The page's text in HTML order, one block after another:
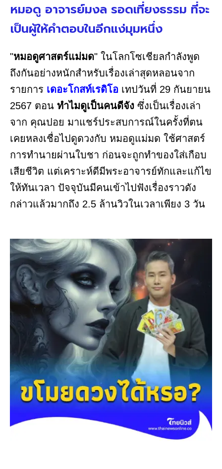
หมอดู อาจารย์มงล รอดเที่ยงธรรม ที่จะ
เป็นผู้ให้คำตอบในอีกแง่มุมหนึ่ง
"หมอดูศาสตร์แม่มด" ในโลกโซเชียลกำลังพูด
ถึงกันอย่างหนักสำหรับเรื่องเล่าสุดหลอนจาก
รายการ เดอะโกสท์เรดิโอ เทปวันที่ 29 กันยายน
2567 ตอน ทำไมดูเป็นคนดีจัง ซึ่งเป็นเรื่องเล่า
จาก คุณปอย มาแชร์ประสบการณ์ในครั้งที่ตน
เคยหลงเชื่อไปดูดวงกับ หมอดูแม่มด ใช้ศาสตร์
การทำนายผ่านใบชา ก่อนจะถูกทำของใส่เกือบ
เสียชีวิต แต่เคราะห์ดีมีพระอาจารย์ทักและแก้ไข
ให้ทันเวลา ปัจจุบันมีคนเข้าไปฟังเรื่องราวดัง
กล่าวแล้วมากถึง 2.5 ล้านวิวในเวลาเพียง 3 วัน